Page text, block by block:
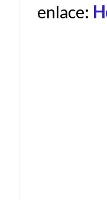
enlace: